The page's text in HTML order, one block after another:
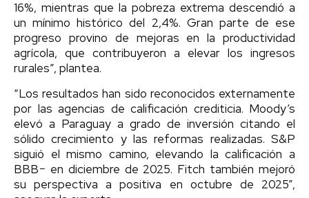
16%, mientras que la pobreza extrema descendió a
un mínimo histórico del 2,4%. Gran parte de ese
progreso provino de mejoras en la productividad
agrícola, que contribuyeron a elevar los ingresos
rurales”, plantea.
“Los resultados han sido reconocidos externamente
por las agencias de calificación crediticia. Moody’s
elevó a Paraguay a grado de inversión citando el
sólido crecimiento y las reformas realizadas. S&P
siguió el mismo camino, elevando la calificación a
BBB− en diciembre de 2025. Fitch también mejoró
su perspectiva a positiva en octubre de 2025”,